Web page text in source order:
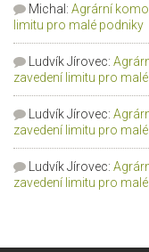
Michal : Agrární
limitu pro malé podniky
Ludvík Jírovec:
zavedení limitu pro
Ludvík Jírovec:
zavedení limitu pro
Ludvík Jírovec:
zavedení limitu pro